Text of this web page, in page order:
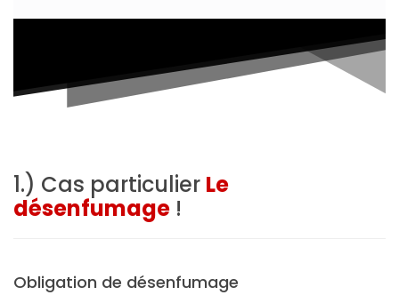
1.) Cas particulier Le
désenfumage !
Obligation de désenfumage